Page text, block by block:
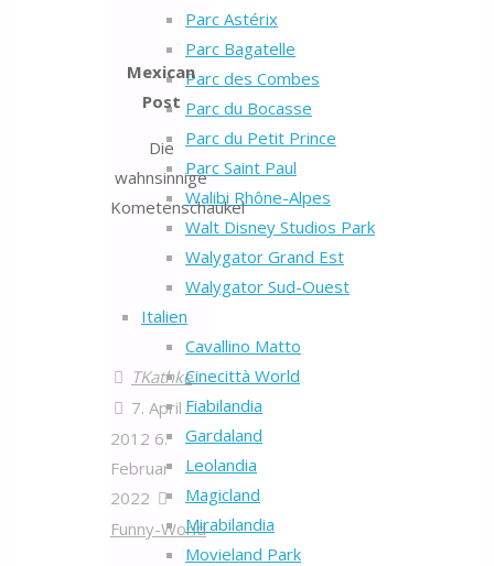
Parc Astérix
Parc Bagatelle
Parc des Combes
Parc du Bocasse
Parc du Petit Prince
Parc Saint Paul
Walibi Rhône-Alpes
Walt Disney Studios Park
Walygator Grand Est
Walygator Sud-Ouest
Italien
Cavallino Matto
Cinecittà World
Fiabilandia
Gardaland
Leolandia
Magicland
Mirabilandia
Movieland Park
Mexican
Post
Die
wahnsinnige
Kometenschaukel
TKathke
7. April
2012 6.
Februar
2022
Funny-World